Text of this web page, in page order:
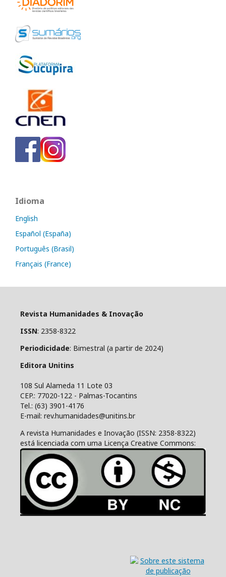
Idioma
English
Español (España)
Português (Brasil)
Français (France)
Revista Humanidades & Inovação
ISSN: 2358-8322
Periodicidade: Bimestral (a partir de 2024)
Editora Unitins
108 Sul Alameda 11 Lote 03
CEP.: 77020-122 - Palmas-Tocantins
Tel.: (63) 3901-4176
E-mail: rev.humanidades@unitins.br
A revista Humanidades e Inovação (ISSN: 2358-8322)
está licenciada com uma Licença Creative Commons: